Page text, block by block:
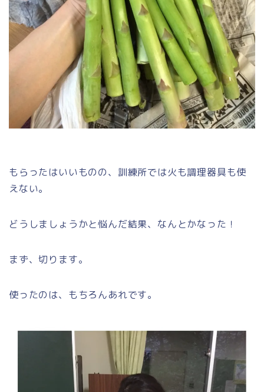
もらったはいいものの、訓練所では火も調理器具も使
えない。
どうしましょうかと悩んだ結果、なんとかなった！
まず、切ります。
使ったのは、もちろんあれです。